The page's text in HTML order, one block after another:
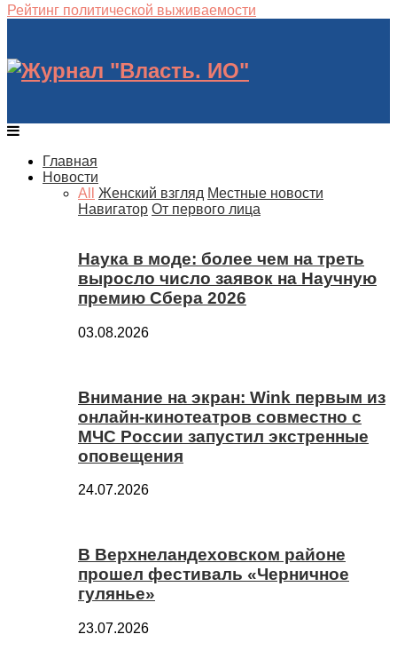
Рейтинг политической выживаемости
Главная
Новости
All
Женский взгляд Местные новости
Навигатор От первого лица
Наука в моде: более чем на треть
выросло число заявок на Научную
премию Сбера 2026
03.08.2026
Внимание на экран: Wink первым из
онлайн-кинотеатров совместно с
МЧС России запустил экстренные
оповещения
24.07.2026
В Верхнеландеховском районе
прошел фестиваль «Черничное
гулянье»
23.07.2026